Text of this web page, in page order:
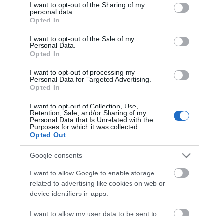
not limited to your visit or usage behaviour. You may click to
grant or deny consent to Google and its third-party tags to
use your data for below specified purposes in below Google
consent section.
I want to opt-out of the Sharing of my
personal data.
Opted In
I want to opt-out of the Sale of my
Personal Data.
Opted In
I want to opt-out of processing my
Personal Data for Targeted Advertising.
Opted In
I want to opt-out of Collection, Use,
Retention, Sale, and/or Sharing of my
Personal Data that Is Unrelated with the
Purposes for which it was collected.
Opted Out
Google consents
I want to allow Google to enable storage
related to advertising like cookies on web or
device identifiers in apps.
I want to allow my user data to be sent to
Ajánlott bejegyzések:
Két országos tévépremier sorozat is
indul heteken belül az RTL Klubon
Vidéki hentesről készítheti legújabb
sorozatát az RTL Magyarország
Szünet nélkül folytatódik itthon két